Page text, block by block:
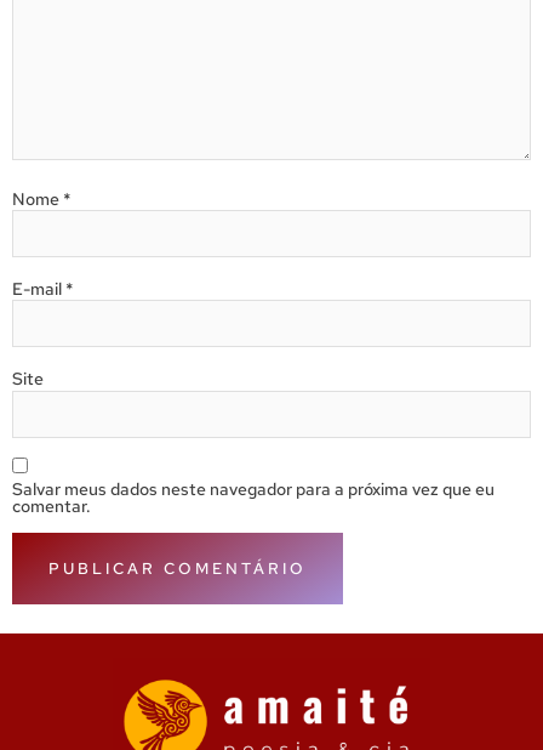
Nome *
E-mail *
Site
Salvar meus dados neste navegador para a próxima vez que eu
comentar.